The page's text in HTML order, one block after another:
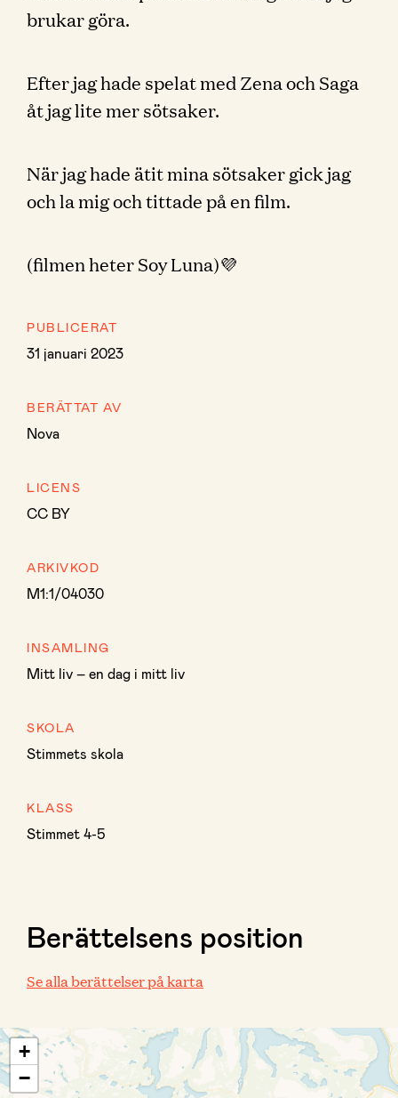
brukar göra.
Efter jag hade spelat med Zena och Saga
åt jag lite mer sötsaker.
När jag hade ätit mina sötsaker gick jag
och la mig och tittade på en film.
(filmen heter Soy Luna)💜
PUBLICERAT
31 januari 2023
BERÄTTAT AV
Nova
LICENS
CC BY
ARKIVKOD
M1:1/04030
INSAMLING
Mitt liv – en dag i mitt liv
SKOLA
Stimmets skola
KLASS
Stimmet 4-5
Berättelsens position
Se alla berättelser på karta
+
−